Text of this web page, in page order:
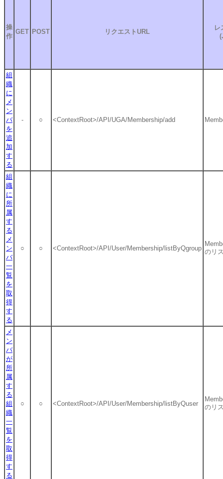
操
作
GET POST リクエストURL
レ
組
織
に
メ
ン
バ
を
追
加
す
る
- ○ <ContextRoot>/API/UGA/Membership/add
組
織
に
所
属
す
る
メ
ン
バ
一
覧
を
取
得
す
る
○ ○ <ContextRoot>/API/User/Membership/listByQgroup のリ
メ
ン
バ
が
所
属
す
る
組
織
一
覧
を
取
得
す
る
○ ○ <ContextRoot>/API/User/Membership/listByQuser
のリ